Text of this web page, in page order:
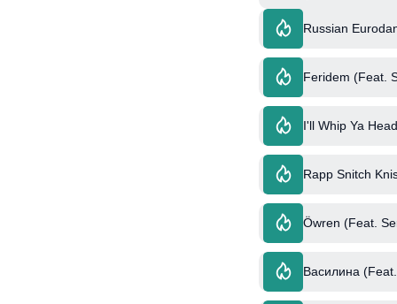
Russian
Feridem (Feat.
I'll Whip Ya
Rapp Snitch
Öwren (Feat.
Василина